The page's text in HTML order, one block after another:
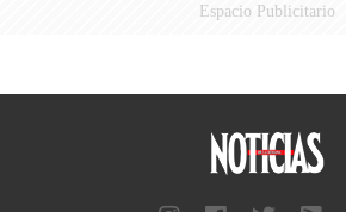
Espacio Publicitario